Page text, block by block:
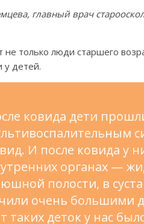
главный врач
только люди старшего
у детей.
ковида дети
И после ковида у
органах —
полости, в
очень большими
таких деток у нас